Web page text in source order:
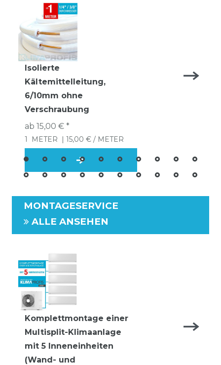
Isolierte
Kältemittelleitung,
6/10mm ohne
Verschraubung
ab 15,00 € *
1 METER | 15,00 € / METER
MONTAGESERVICE
ALLE ANSEHEN
Komplettmontage einer
Multisplit-Klimaanlage
mit 5 Inneneinheiten
(Wand- und